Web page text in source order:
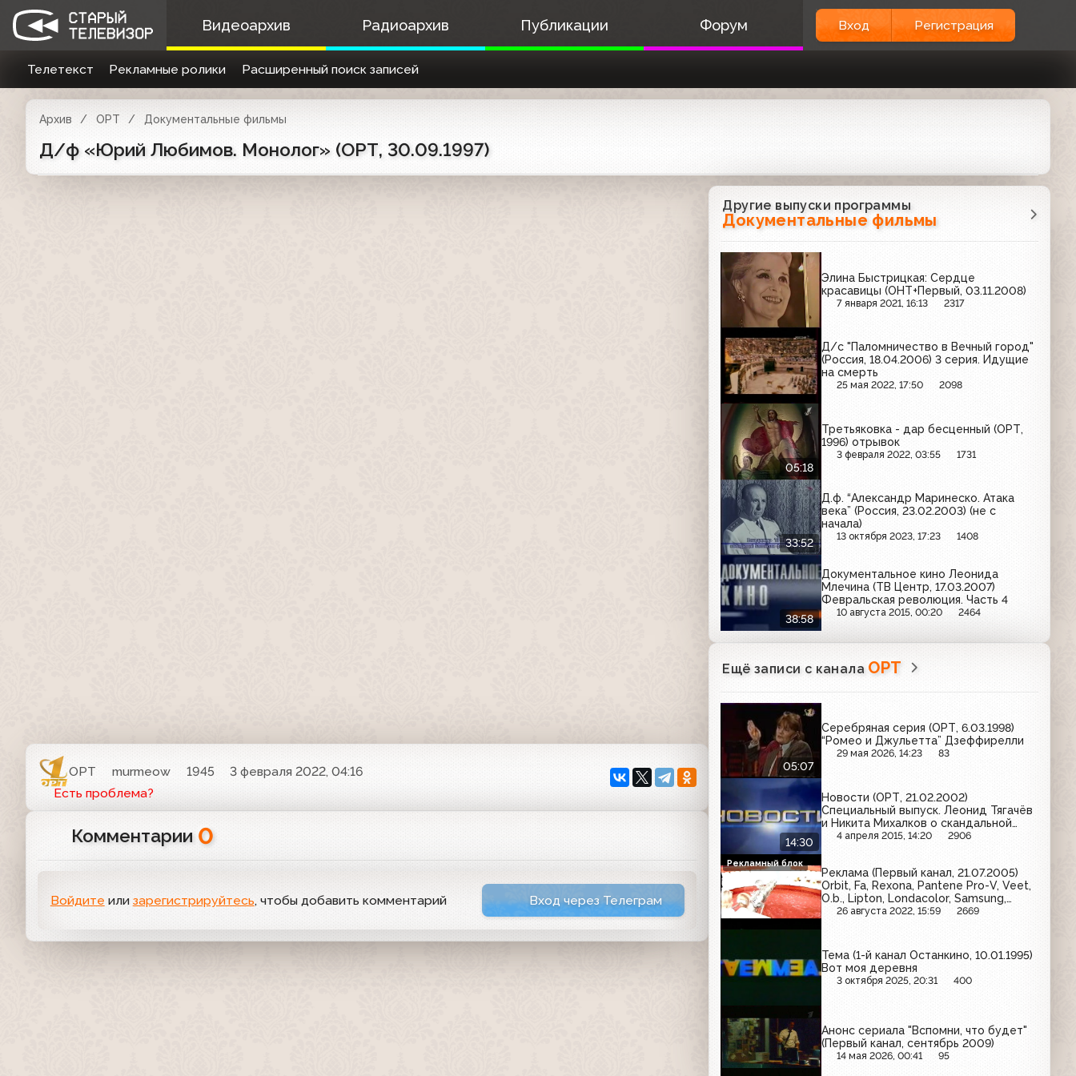
Видеоархив Радиоархив Публикации Форум Вход Регистрация
Телетекст Рекламные ролики Расширенный поиск записей
Архив ОРТ Документальные фильмы
Д/ф «Юрий Любимов. Монолог» (ОРТ, 30.09.1997)
ОРТ murmeow 1945
3 февраля 2022, 04:16
Есть проблема?
Комментарии 0
Войдите или зарегистрируйтесь, чтобы добавить комментарий Вход через Телеграм
Другие выпуски программы
Документальные фильмы
Элина Быстрицкая: Сердце
красавицы (ОНТ+Первый, 03.11.2008)
7 января 2021, 16:13 2317
Д/с "Паломничество в Вечный город"
(Россия, 18.04.2006) 3 серия. Идущие
на смерть
25 мая 2022, 17:50 2098
05:18
Третьяковка - дар бесценный (ОРТ,
1996) отрывок
3 февраля 2022, 03:55 1731
33:52
Д.ф. “Александр Маринеско. Атака
века” (Россия, 23.02.2003) (не с
начала)
13 октября 2023, 17:23 1408
38:58
Документальное кино Леонида
Млечина (ТВ Центр, 17.03.2007)
Февральская революция. Часть 4
10 августа 2015, 00:20 2464
Ещё записи с канала ОРТ
05:07
Серебряная серия (ОРТ, 6.03.1998)
“Ромео и Джульетта” Дзеффирелли
29 мая 2026, 14:23 83
14:30
Новости (ОРТ, 21.02.2002)
Специальный выпуск. Леонид Тягачёв
и Никита Михалков о скандальной
Олимпиаде и о третировании
4 апреля 2015, 14:20 2906
Реклама (Первый канал, 21.07.2005)
Orbit, Fa, Rexona, Pantene Pro-V, Veet,
O.b., Lipton, Londacolor, Samsung,
Timotei, Dirol, Camay, Dove
26 августа 2022, 15:59 2669
Рекламный блок
Тема (1-й канал Останкино, 10.01.1995)
Вот моя деревня
3 октября 2025, 20:31 400
Анонс сериала "Вспомни, что будет"
(Первый канал, сентябрь 2009)
14 мая 2026, 00:41 95